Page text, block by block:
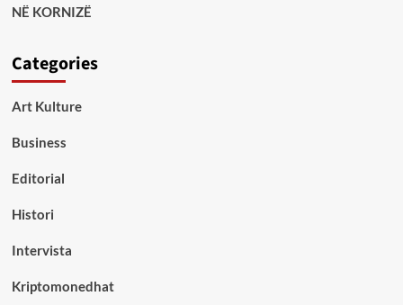
NË KORNIZË
Categories
Art Kulture
Business
Editorial
Histori
Intervista
Kriptomonedhat